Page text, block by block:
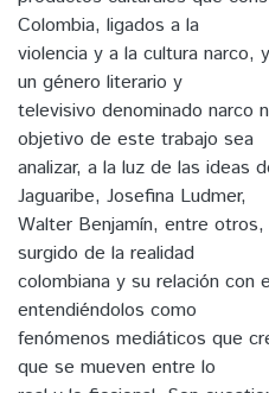
Colombia, ligados a la
violencia y a la cultura narco,
un género literario y
televisivo denominado narco
objetivo de este trabajo sea
analizar, a la luz de las ideas
Jaguaribe, Josefina Ludmer,
Walter Benjamín, entre
surgido de la realidad
colombiana y su relación con
entendiéndolos como
fenómenos mediáticos que
que se mueven entre lo